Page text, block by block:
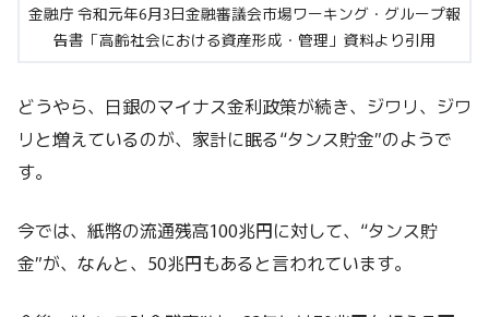
金融庁 令和元年6月3日金融審議会市場ワーキング・グループ報
告書「高齢社会における資産形成・管理」資料より引用
どうやら、日銀のマイナス金利政策が続き、ジワリ、ジワ
リと増えているのが、家計に眠る“タンス貯金”のようで
す。
今では、紙幣の流通残高100兆円に対して、“タンス貯
金”が、なんと、50兆円もあると言われています。